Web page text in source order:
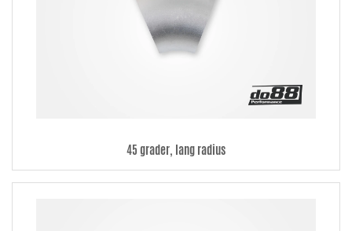
45 grader, lang radius